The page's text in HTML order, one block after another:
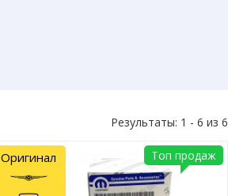
Результаты: 1 - 6 из 6
Топ продаж
Оригинал